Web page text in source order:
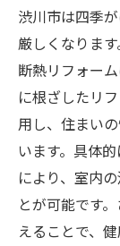
なぜ今、
いるのか？
断熱リフ
めに知っ
渋川市は四季
厳しくなりま
断熱リフォー
に根ざしたリ
用し、住まい
います。具体
により、室内
とが可能です
えることで、